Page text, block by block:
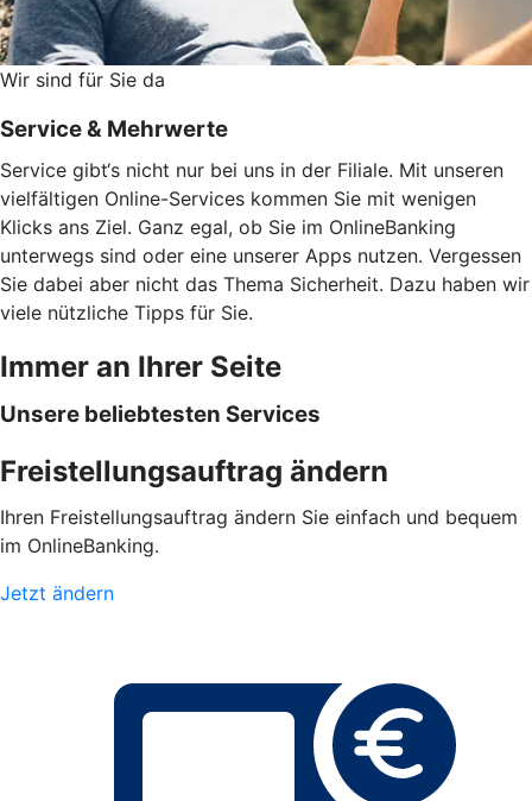
Wir sind für Sie da
Service & Mehrwerte
Service gibt‘s nicht nur bei uns in der Filiale. Mit unseren
vielfältigen Online-Services kommen Sie mit wenigen
Klicks ans Ziel. Ganz egal, ob Sie im OnlineBanking
unterwegs sind oder eine unserer Apps nutzen. Vergessen
Sie dabei aber nicht das Thema Sicherheit. Dazu haben wir
viele nützliche Tipps für Sie.
Immer an Ihrer Seite
Unsere beliebtesten Services
Freistellungsauftrag ändern
Ihren Freistellungsauftrag ändern Sie einfach und bequem
im OnlineBanking.
Jetzt ändern